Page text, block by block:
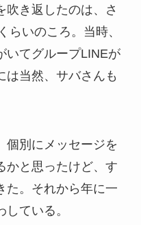
吹き返したのは、さ
らいのころ。当時、
いてグループLINEが
は当然、サバさんも
個別にメッセージを
かと思ったけど、す
た。それから年に一
ている。